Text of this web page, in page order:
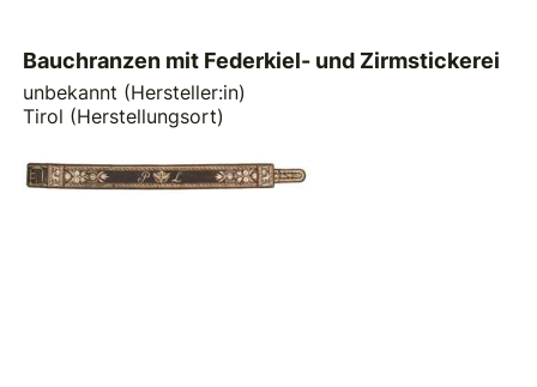
Bauchranzen mit Federkiel- und Zirmstickerei
unbekannt (Hersteller:in)
Tirol (Herstellungsort)